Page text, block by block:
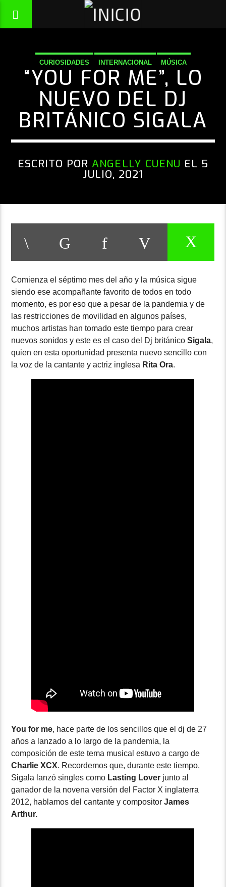
CURIOSIDADES INTERNACIONAL MÚSICA
“YOU FOR ME”, LO
NUEVO DEL DJ
BRITÁNICO SIGALA
ESCRITO PORANGELLY CUENU EL 5
JULIO, 2021
Comienza el séptimo mes del año y la música sigue
siendo ese acompañante favorito de todos en todo
momento, es por eso que a pesar de la pandemia y de
las restricciones de movilidad en algunos países,
muchos artistas han tomado este tiempo para crear
nuevos sonidos y este es el caso del Dj británicoSigala,
quien en esta oportunidad presenta nuevo sencillo con
la voz de la cantante y actriz inglesa Rita Ora.
You for me, hace parte de los sencillos que el dj de 27
años a lanzado a lo largo de la pandemia, la
composición de este tema musical estuvo a cargo de
Charlie XCX. Recordemos que, durante este tiempo,
Sigala lanzó singles como Lasting Lover junto al
ganador de la novena versión del Factor X inglaterra
2012, hablamos del cantante y compositorJames
Arthur.